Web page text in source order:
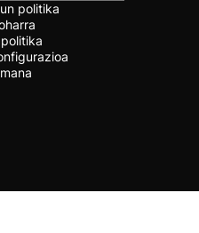
politika